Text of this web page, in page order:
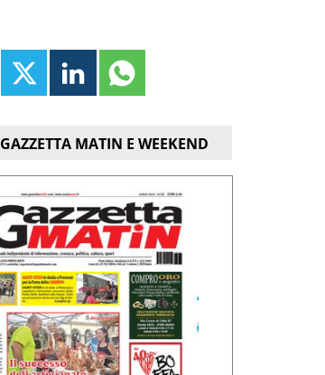
GAZZETTA MATIN E WEEKEND